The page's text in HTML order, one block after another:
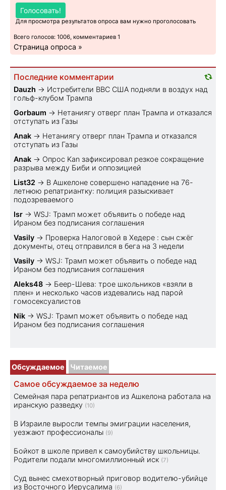
Голосовать!
Для просмотра результатов опроса вам нужно проголосовать
Всего голосов: 1006, комментариев 1
Страница опроса »
Последние комментарии
Dauzh → Истребители ВВС США подняли в воздух над
гольф-клубом Трампа
Gorbaum → Нетаниягу отверг план Трампа и отказался
отступать из Газы
Anak → Нетаниягу отверг план Трампа и отказался
отступать из Газы
Anak → Опрос Kan зафиксировал резкое сокращение
разрыва между Биби и оппозицией
List32 → В Ашкелоне совершено нападение на 76-
летнюю репатриантку: полиция разыскивает
подозреваемого
Isr → WSJ: Трамп может объявить о победе над
Ираном без подписания соглашения
Vasily → Проверка Налоговой в Хедере : сын сжёг
документы, отец отправился в бега на 3 недели
Vasily → WSJ: Трамп может объявить о победе над
Ираном без подписания соглашения
Aleks48 → Беер-Шева: трое школьников «взяли в
плен» и несколько часов издевались над парой
гомосексуалистов
Nik → WSJ: Трамп может объявить о победе над
Ираном без подписания соглашения
Обсуждаемое Читаемое
Самое обсуждаемое за неделю
Семейная пара репатриантов из Ашкелона работала на
иранскую разведку (10)
В Израиле выросли темпы эмиграции населения,
уезжают профессионалы (9)
Бойкот в школе привел к самоубийству школьницы.
Родители подали многомиллионный иск (7)
Суд вынес смехотворный приговор водителю-убийце
из Восточного Иерусалима (6)